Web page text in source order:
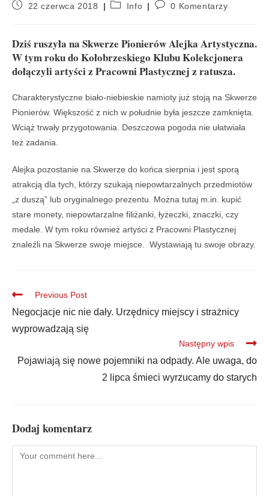
22 czerwca 2018 Info 0 Komentarzy
Dziś ruszyła na Skwerze Pionierów Alejka Artystyczna.
W tym roku do Kołobrzeskiego Klubu Kolekcjonera
dołączyli artyści z Pracowni Plastycznej z ratusza.
Charakterystyczne biało-niebieskie namioty już stoją na Skwerze
Pionierów. Większość z nich w południe była jeszcze zamknięta.
Wciąż trwały przygotowania. Deszczowa pogoda nie ułatwiała
też zadania.
Alejka pozostanie na Skwerze do końca sierpnia i jest sporą
atrakcją dla tych, którzy szukają niepowtarzalnych przedmiotów
„z duszą” lub oryginalnego prezentu. Można tutaj m.in. kupić
stare monety, niepowtarzalne filiżanki, łyżeczki, znaczki, czy
medale. W tym roku również artyści z Pracowni Plastycznej
znaleźli na Skwerze swoje miejsce. Wystawiają tu swoje obrazy.
Previous Post
Negocjacje nic nie dały. Urzędnicy miejscy i strażnicy
wyprowadzają się
Następny wpis
Pojawiają się nowe pojemniki na odpady. Ale uwaga, do
2 lipca śmieci wyrzucamy do starych
Dodaj komentarz